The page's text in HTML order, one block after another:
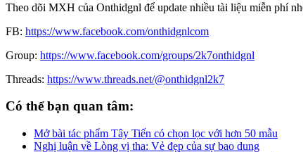
Theo dõi MXH của Onthidgnl để update nhiều tài liệu miễn phí
FB: https://www.facebook.com/onthidgnlcom
Group: https://www.facebook.com/groups/2k7onthidgnl
Threads: https://www.threads.net/@onthidgnl2k7
Có thể bạn quan tâm:
Mở bài tác phẩm Tây Tiến có chọn lọc với hơn 50 mẫu
Nghị luận về Lòng vị tha: Vẻ đẹp của sự bao dung